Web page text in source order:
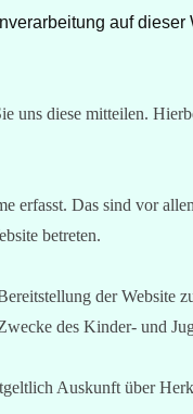
auf
uns diese mitteilen.
erfasst. Das sind vor
betreten.
der Website
des Kinder- und
Auskunft über